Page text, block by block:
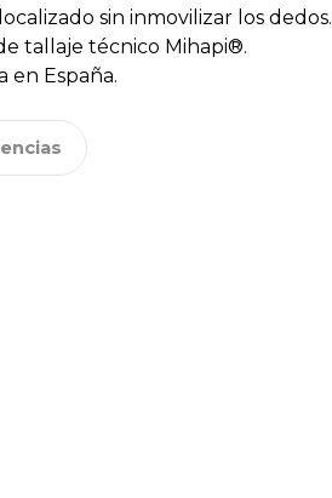
sin inmovilizar los dedos.
tallaje técnico Mihapi®.
en España.